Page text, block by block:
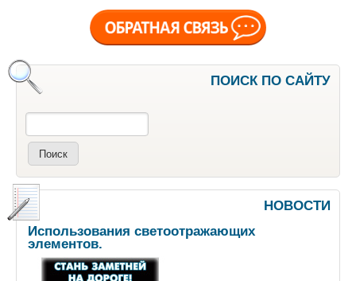
ПОИСК ПО САЙТУ
Поиск
НОВОСТИ
Использования светоотражающих
элементов.